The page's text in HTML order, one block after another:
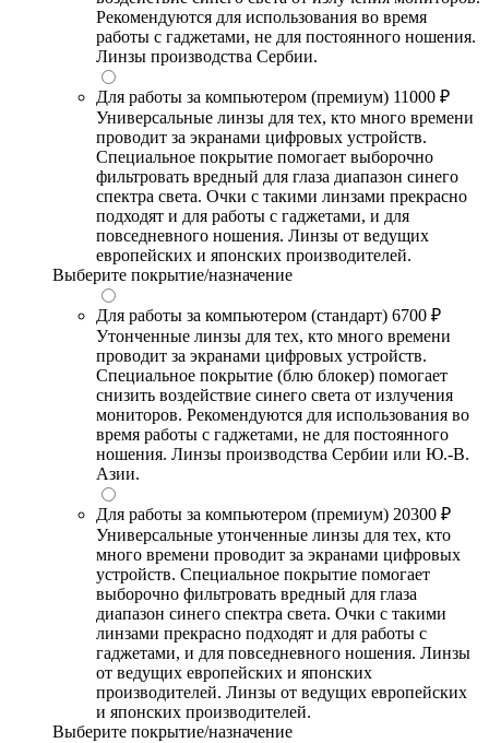
Рекомендуются для использования во время
работы с гаджетами, не для постоянного ношения.
Линзы производства Сербии.
Для работы за компьютером (премиум) 11000 ₽
Универсальные линзы для тех, кто много времени
проводит за экранами цифровых устройств.
Специальное покрытие помогает выборочно
фильтровать вредный для глаза диапазон синего
спектра света. Очки с такими линзами прекрасно
подходят и для работы с гаджетами, и для
повседневного ношения. Линзы от ведущих
европейских и японских производителей.
Выберите покрытие/назначение
Для работы за компьютером (стандарт) 6700 ₽
Утонченные линзы для тех, кто много времени
проводит за экранами цифровых устройств.
Специальное покрытие (блю блокер) помогает
снизить воздействие синего света от излучения
мониторов. Рекомендуются для использования во
время работы с гаджетами, не для постоянного
ношения. Линзы производства Сербии или Ю.-В.
Азии.
Для работы за компьютером (премиум) 20300 ₽
Универсальные утонченные линзы для тех, кто
много времени проводит за экранами цифровых
устройств. Специальное покрытие помогает
выборочно фильтровать вредный для глаза
диапазон синего спектра света. Очки с такими
линзами прекрасно подходят и для работы с
гаджетами, и для повседневного ношения. Линзы
от ведущих европейских и японских
производителей. Линзы от ведущих европейских
и японских производителей.
Выберите покрытие/назначение